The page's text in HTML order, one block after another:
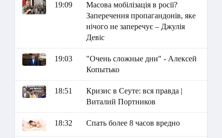
19:09
Масова мобілізація в росії?
Заперечення пропагандонів, яке
нічого не заперечує – Джулія
Девіс
19:03
"Очень сложные дни" - Алексей
Копытько
18:51
Кризис в Сеуте: вся правда |
Виталий Портников
18:32 Спать более 8 часов вредно